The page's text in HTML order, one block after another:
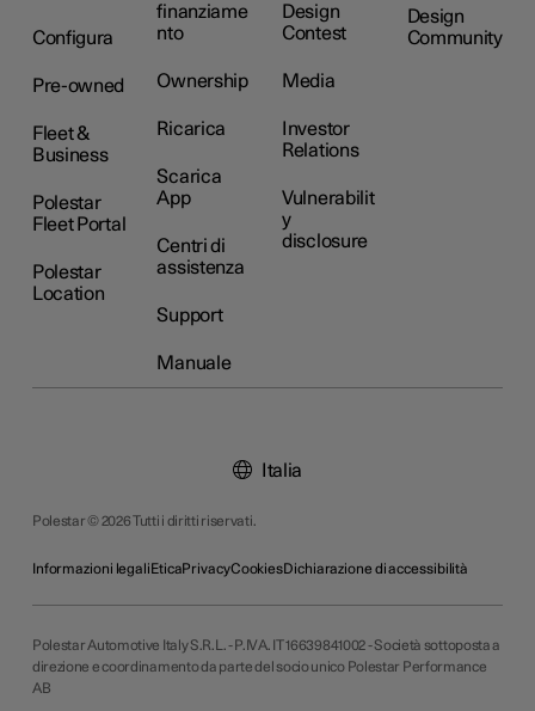
Configura
Pre-owned
Fleet &
Business
Polestar
Fleet Portal
Polestar
Location
finanziame
nto
Ownership
Ricarica
Scarica
App
Centri di
assistenza
Support
Manuale
Design
Contest
Media
Investor
Relations
Vulnerabilit
y
disclosure
Design
Community
Polestar © 2026 Tutti i diritti riservati.
Informazioni legaliEticaPrivacyCookiesDichiarazione di accessibilità
Italia
Polestar Automotive Italy S.R.L. - P.IVA. IT 16639841002 - Società sottoposta a
direzione e coordinamento da parte del socio unico Polestar Performance
AB